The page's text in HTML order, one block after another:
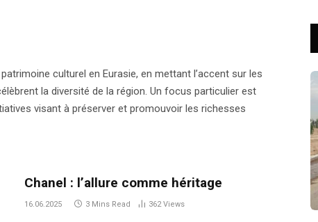
culturel en Eurasie, en mettant l’accent sur les
la diversité de la région. Un focus particulier est
visant à préserver et promouvoir les richesses
Chanel : l’allure comme héritage
16.06.2025 3 Mins Read 362Views